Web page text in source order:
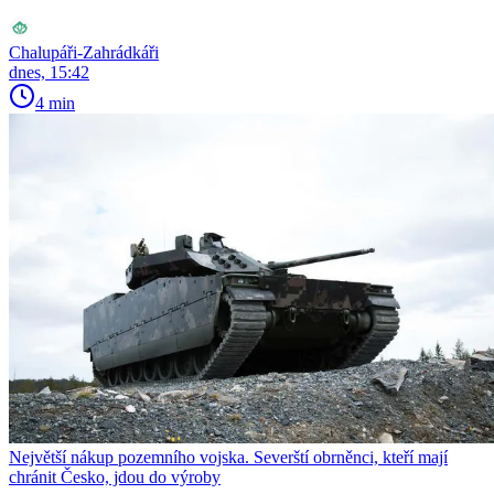
Chalupáři-Zahrádkáři
dnes, 15:42
4 min
Největší nákup pozemního vojska. Severští obrněnci, kteří mají
chránit Česko, jdou do výroby